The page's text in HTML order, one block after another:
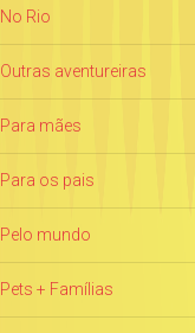
No Rio
Outras aventureiras
Para mães
Para os pais
Pelo mundo
Pets + Famílias